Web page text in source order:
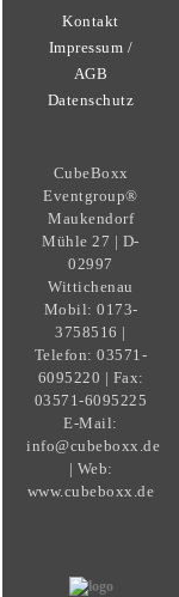
Kontakt
Impressum /
AGB
Datenschutz
CubeBoxx
Eventgroup®
Maukendorf
Mühle 27 | D-
02997
Wittichenau
Mobil: 0173-
3758516 |
Telefon: 03571-
6095220 | Fax:
03571-6095225
E-Mail:
info@cubeboxx.de
| Web:
www.cubeboxx.de